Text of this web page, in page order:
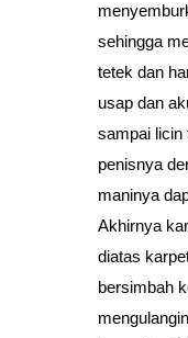
sehingga
tetek dan
usap dan
sampai licin
penisnya
maninya
Akhirnya
diatas
bersimbah